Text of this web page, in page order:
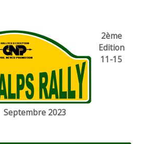
2ème
Edition
11-15
Septembre 2023